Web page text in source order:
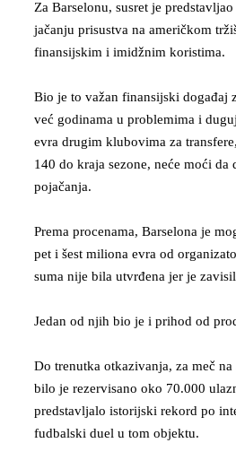
Za Barselonu, susret je
jačanju prisustva na američkom
finansijskim i imidžnim koristima.
Bio je to važan finansijski događaj
već godinama u problemima i
evra drugim klubovima za
140 do kraja sezone, neće moći
pojačanja.
Prema procenama, Barselona je
pet i šest miliona evra od
suma nije bila utvrđena jer je
Jedan od njih bio je i prihod od
Do trenutka otkazivanja, za meč
bilo je rezervisano oko 70.000
predstavljalo istorijski rekord po
fudbalski duel u tom objektu.